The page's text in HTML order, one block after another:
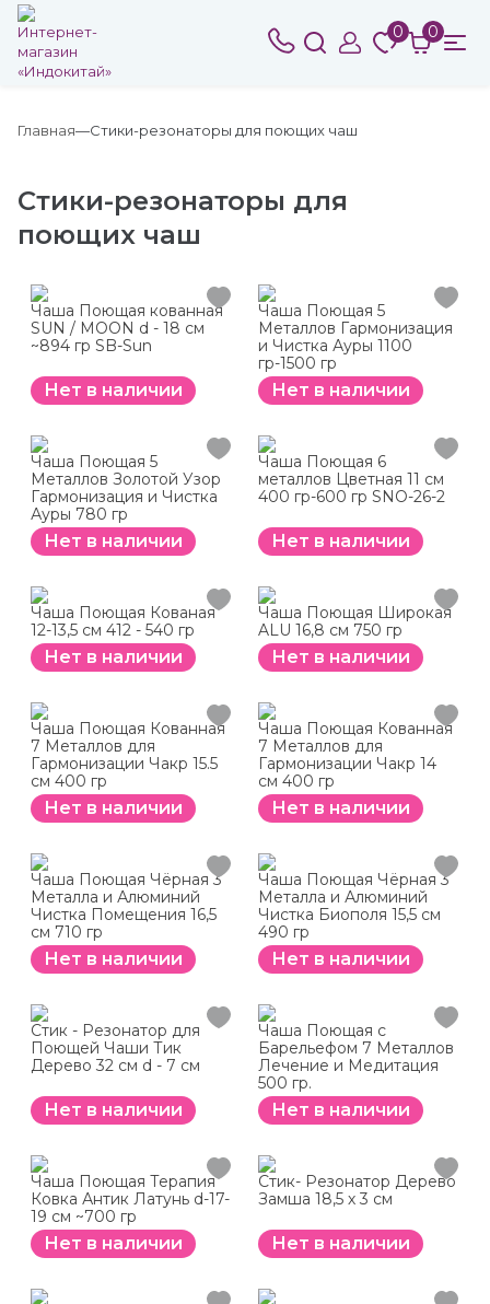
0 0
Главная Стики-резонаторы для поющих чаш
Стики-резонаторы для
поющих чаш
Чаша Поющая кованная
SUN / MOON d - 18 см
~894 гр SB-Sun
Нет в наличии
Чаша Поющая 5
Металлов Гармонизация
и Чистка Ауры 1100
гр-1500 гр
Нет в наличии
Чаша Поющая 5
Металлов Золотой Узор
Гармонизация и Чистка
Ауры 780 гр
Нет в наличии
Чаша Поющая 6
металлов Цветная 11 см
400 гр-600 гр SNO-26-2
Нет в наличии
Чаша Поющая Кованая
12-13,5 см 412 - 540 гр
Нет в наличии
Чаша Поющая Широкая
ALU 16,8 см 750 гр
Нет в наличии
Чаша Поющая Кованная
7 Металлов для
Гармонизации Чакр 15.5
см 400 гр
Нет в наличии
Чаша Поющая Кованная
7 Металлов для
Гармонизации Чакр 14
см 400 гр
Нет в наличии
Чаша Поющая Чёрная 3
Металла и Алюминий
Чистка Помещения 16,5
см 710 гр
Нет в наличии
Чаша Поющая Чёрная 3
Металла и Алюминий
Чистка Биополя 15,5 см
490 гр
Нет в наличии
Стик - Резонатор для
Поющей Чаши Тик
Дерево 32 см d - 7 см
Нет в наличии
Чаша Поющая с
Барельефом 7 Металлов
Лечение и Медитация
500 гр.
Нет в наличии
Чаша Поющая Терапия
Ковка Антик Латунь d-17-
19 см ~700 гр
Нет в наличии
Стик- Резонатор Дерево
Замша 18,5 х 3 см
Нет в наличии